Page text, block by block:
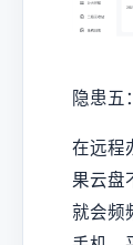
隐患五
在远程
果云盘
就会频